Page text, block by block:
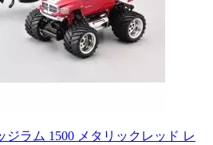
ジラム 1500 メタリックレッド レ